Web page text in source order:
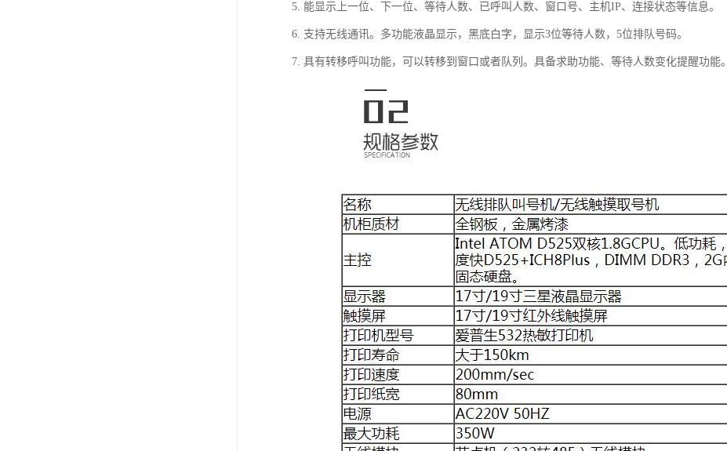
5. 能显示上一位、下一位、等待人数、已呼叫人数、窗口号、主机IP、连接状态等信息。
6. 支持无线通讯。多功能液晶显示，黑底白字，显示3位等待人数，5位排队号码。
7. 具有转移呼叫功能，可以转移到窗口或者队列。具备求助功能、等待人数变化提醒功能。